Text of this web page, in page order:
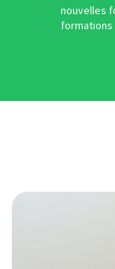
nouvelles
formations